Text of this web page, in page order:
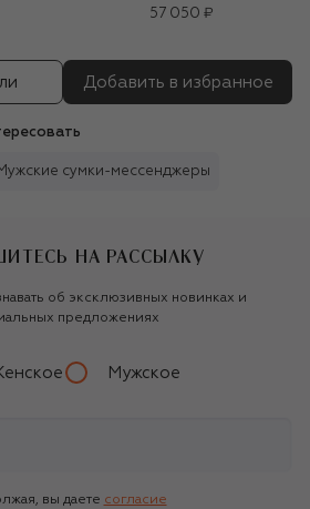
57 050 ₽
Добавить в избранное
сумки-мессенджеры
НА РАССЫЛКУ
об эксклюзивных новинках и
предложениях
Мужское
вы даете согласие